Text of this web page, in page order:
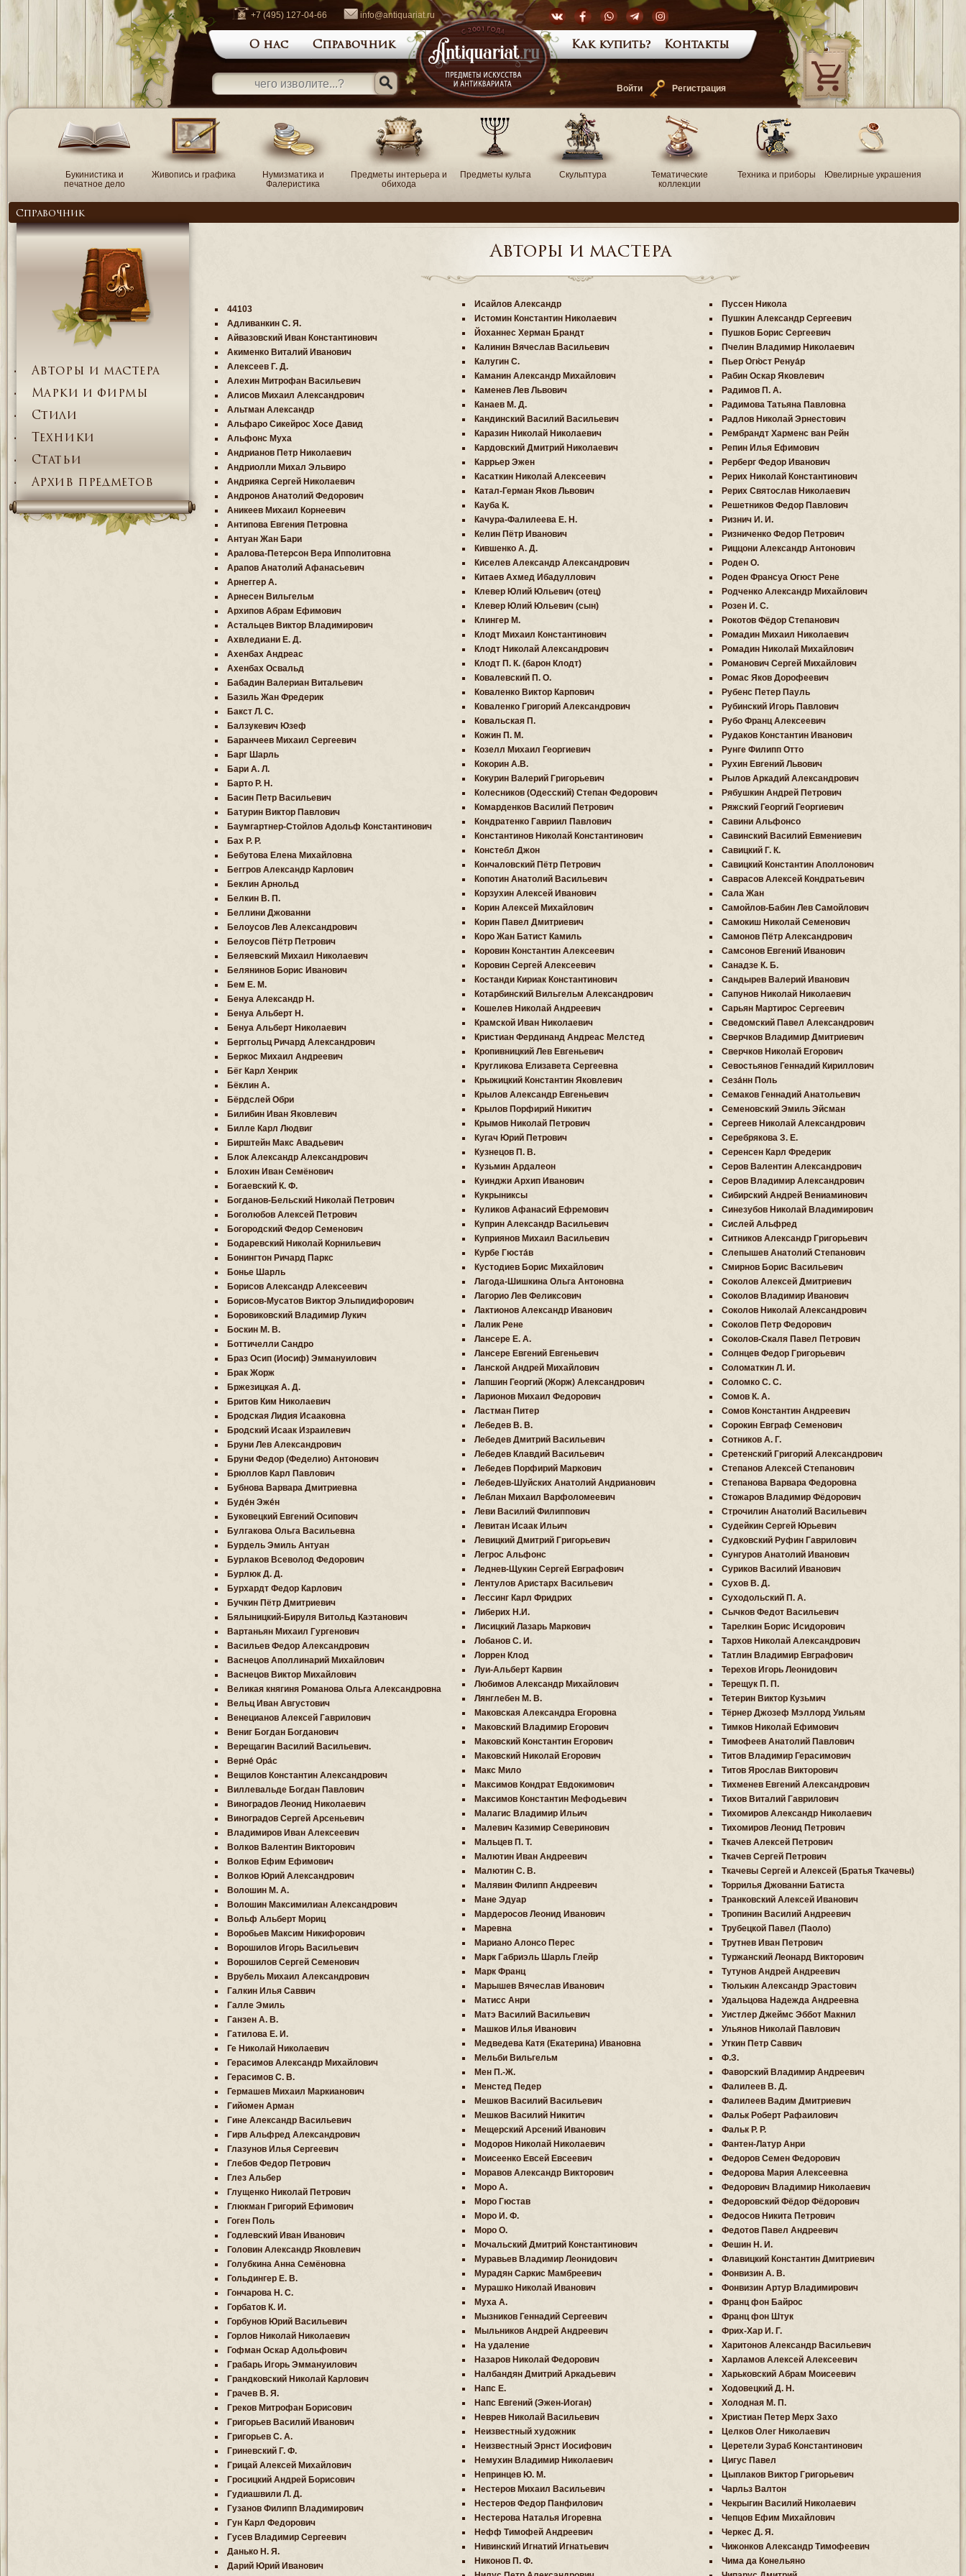
+7 (495) 127-04-66 info@antiquariat.ru
Войти Регистрация
О нас Справочник Как купить? Контакты
—
Букинистика и
печатное дело
Живопись и графика
Нумизматика и
Фалеристика
Предметы интерьера и
обихода
Предметы культа Скульптура
Тематические
коллекции
Техника и приборы Ювелирные украшения
Справочник
Авторы и мастера
Марки и фирмы
Стили
Техники
Статьи
Архив предметов
Авторы и мастера
44103
Адливанкин С. Я.
Айвазовский Иван Константинович
Акименко Виталий Иванович
Алексеев Г. Д.
Алехин Митрофан Васильевич
Алисов Михаил Александрович
Альтман Александр
Альфаро Сикейрос Хосе Давид
Альфонс Муха
Андрианов Петр Николаевич
Андриолли Михал Эльвиро
Андрияка Сергей Николаевич
Андронов Анатолий Федорович
Аникеев Михаил Корнеевич
Антипова Евгения Петровна
Антуан Жан Бари
Аралова-Петерсон Вера Ипполитовна
Арапов Анатолий Афанасьевич
Арнеггер А.
Арнесен Вильгельм
Архипов Абрам Ефимович
Астальцев Виктор Владимирович
Ахвледиани Е. Д.
Ахенбах Андреас
Ахенбах Освальд
Бабадин Валериан Витальевич
Базиль Жан Фредерик
Бакст Л. С.
Балзукевич Юзеф
Баранчеев Михаил Сергеевич
Барг Шарль
Бари А. Л.
Барто Р. Н.
Басин Петр Васильевич
Батурин Виктор Павлович
Баумгартнер-Стойлов Aдольф Константинович
Бах Р. Р.
Бебутова Елена Михайловна
Беггров Александр Карлович
Беклин Арнольд
Белкин В. П.
Беллини Джованни
Белоусов Лев Александрович
Белоусов Пётр Петрович
Беляевский Михаил Николаевич
Белянинов Борис Иванович
Бем Е. М.
Бенуа Александр Н.
Бенуа Альберт Н.
Бенуа Альберт Николаевич
Берггольц Ричард Александрович
Беркос Михаил Андреевич
Бёг Карл Хенрик
Бёклин А.
Бёрдслей Обри
Билибин Иван Яковлевич
Билле Карл Людвиг
Бирштейн Макс Авадьевич
Блок Александр Александрович
Блохин Иван Семёнович
Богаевский К. Ф.
Богданов-Бельский Николай Петрович
Боголюбов Алексей Петрович
Богородский Федор Семенович
Бодаревский Николай Корнильевич
Бонингтон Ричард Паркс
Бонье Шарль
Борисов Александр Алексеевич
Борисов-Мусатов Виктор Эльпидифорович
Боровиковский Владимир Лукич
Боскин М. В.
Боттичелли Сандро
Браз Осип (Иосиф) Эммануилович
Брак Жорж
Бржезицкая А. Д.
Бритов Ким Николаевич
Бродская Лидия Исааковна
Бродский Исаак Израилевич
Бруни Лев Александрович
Бруни Федор (Феделио) Антонович
Брюллов Карл Павлович
Бубнова Варвара Дмитриевна
Буде́н Эже́н
Буковецкий Евгений Осипович
Булгакова Ольга Васильевна
Бурдель Эмиль Антуан
Бурлаков Всеволод Федорович
Бурлюк Д. Д.
Бурхардт Федор Карлович
Бучкин Пётр Дмитриевич
Бялыницкий-Бируля Витольд Каэтанович
Вартаньян Михаил Гургенович
Васильев Федор Александрович
Васнецов Аполлинарий Михайлович
Васнецов Виктор Михайлович
Великая княгиня Романова Ольга Александровна
Вельц Иван Августович
Венецианов Алексей Гаврилович
Вениг Богдан Богданович
Верещагин Василий Васильевич.
Верне́ Ора́с
Вещилов Константин Александрович
Виллевальде Богдан Павлович
Виноградов Леонид Николаевич
Виноградов Сергей Арсеньевич
Владимиров Иван Алексеевич
Волков Валентин Викторович
Волков Ефим Ефимович
Волков Юрий Александрович
Волошин М. А.
Волошин Максимилиан Александрович
Вольф Альберт Мориц
Воробьев Максим Никифорович
Ворошилов Игорь Васильевич
Ворошилов Сергей Семенович
Врубель Михаил Александрович
Галкин Илья Саввич
Галле Эмиль
Ганзен А. В.
Гатилова Е. И.
Ге Николай Николаевич
Герасимов Александр Михайлович
Герасимов С. В.
Гермашев Михаил Маркианович
Гийомен Арман
Гине Александр Васильевич
Гирв Альфред Александрович
Глазунов Илья Сергеевич
Глебов Федор Петрович
Глез Альбер
Глущенко Николай Петрович
Глюкман Григорий Ефимович
Гоген Поль
Годлевский Иван Иванович
Головин Александр Яковлевич
Голубкина Анна Семёновна
Гольдингер Е. В.
Гончарова Н. С.
Горбатов К. И.
Горбунов Юрий Васильевич
Горлов Николай Николаевич
Гофман Оскар Адольфович
Грабарь Игорь Эммануилович
Грандковский Николай Карлович
Грачев В. Я.
Греков Митрофан Борисович
Григорьев Василий Иванович
Григорьев С. А.
Гриневский Г. Ф.
Грицай Алексей Михайлович
Гросицкий Андрей Борисович
Гудиашвили Л. Д.
Гузанов Филипп Владимирович
Гун Карл Федорович
Гусев Владимир Сергеевич
Данько Н. Я.
Дарий Юрий Иванович
Исайлов Александр
Истомин Константин Николаевич
Йоханнес Херман Брандт
Калинин Вячеслав Васильевич
Калугин С.
Каманин Александр Михайлович
Каменев Лев Львович
Канаев М. Д.
Кандинский Василий Васильевич
Каразин Николай Николаевич
Кардовский Дмитрий Николаевич
Каррьер Эжен
Касаткин Николай Алексеевич
Катал-Герман Яков Львович
Кауба К.
Качура-Фалилеева Е. Н.
Келин Пётр Иванович
Кившенко А. Д.
Киселев Александр Александрович
Китаев Ахмед Ибадуллович
Клевер Юлий Юльевич (отец)
Клевер Юлий Юльевич (сын)
Клингер М.
Клодт Михаил Константинович
Клодт Николай Александрович
Клодт П. К. (барон Клодт)
Ковалевский П. О.
Коваленко Виктор Карпович
Коваленко Григорий Александрович
Ковальская П.
Кожин П. М.
Козелл Михаил Георгиевич
Кокорин А.В.
Кокурин Валерий Григорьевич
Колесников (Одесский) Степан Федорович
Комарденков Василий Петрович
Кондратенко Гавриил Павлович
Константинов Николай Константинович
Констебл Джон
Кончаловский Пётр Петрович
Копотин Анатолий Васильевич
Корзухин Алексей Иванович
Корин Алексей Михайлович
Корин Павел Дмитриевич
Коро Жан Батист Камиль
Коровин Константин Алексеевич
Коровин Сергей Алексеевич
Костанди Кириак Константинович
Котарбинский Вильгельм Александрович
Кошелев Николай Андреевич
Крамской Иван Николаевич
Кристиан Фердинанд Андреас Мелстед
Кропивницкий Лев Евгеньевич
Кругликова Елизавета Сергеевна
Крыжицкий Константин Яковлевич
Крылов Александр Евгеньевич
Крылов Порфирий Никитич
Крымов Николай Петрович
Кугач Юрий Петрович
Кузнецов П. В.
Кузьмин Ардалеон
Куинджи Архип Иванович
Кукрыниксы
Куликов Афанасий Ефремович
Куприн Александр Васильевич
Куприянов Михаил Васильевич
Курбе Гюста́в
Кустодиев Борис Михайлович
Лагода-Шишкина Ольга Антоновна
Лагорио Лев Феликсович
Лактионов Александр Иванович
Лалик Рене
Лансере Е. А.
Лансере Евгений Евгеньевич
Ланской Андрей Михайлович
Лапшин Георгий (Жорж) Александрович
Ларионов Михаил Федорович
Ластман Питер
Лебедев В. В.
Лебедев Дмитрий Васильевич
Лебедев Клавдий Васильевич
Лебедев Порфирий Маркович
Лебедев-Шуйских Анатолий Андрианович
Леблан Михаил Варфоломеевич
Леви Василий Филиппович
Левитан Исаак Ильич
Левицкий Дмитрий Григорьевич
Легрос Альфонс
Леднев-Щукин Сергей Евграфович
Лентулов Аристарх Васильевич
Лессинг Карл Фридрих
Либерих Н.И.
Лисицкий Лазарь Маркович
Лобанов С. И.
Лоррен Клод
Луи-Альберт Карвин
Любимов Александр Михайлович
Лянглебен М. В.
Маковская Александра Егоровна
Маковский Владимир Егорович
Маковский Константин Егорович
Маковский Николай Егорович
Макс Мило
Максимов Кондрат Евдокимович
Максимов Константин Мефодьевич
Малагис Владимир Ильич
Малевич Казимир Северинович
Мальцев П. Т.
Малютин Иван Андреевич
Малютин С. В.
Малявин Филипп Андреевич
Мане Эдуар
Мардеросов Леонид Иванович
Маревна
Мариано Алонсо Перес
Марк Габриэль Шарль Глейр
Марк Франц
Марышев Вячеслав Иванович
Матисс Анри
Матэ Василий Васильевич
Машков Илья Иванович
Медведева Катя (Екатерина) Ивановна
Мельби Вильгельм
Мен П.-Ж.
Менстед Педер
Мешков Василий Васильевич
Мешков Василий Никитич
Мещерский Арсений Иванович
Модоров Николай Николаевич
Моисеенко Евсей Евсеевич
Моравов Александр Викторович
Моро А.
Моро Гюстав
Моро И. Ф.
Моро О.
Мочальский Дмитрий Константинович
Муравьев Владимир Леонидович
Мурадян Саркис Мамбреевич
Мурашко Николай Иванович
Муха А.
Мызников Геннадий Сергеевич
Мыльников Андрей Андреевич
На удаление
Назаров Николай Федорович
Налбандян Дмитрий Аркадьевич
Напс Е.
Напс Евгений (Эжен-Иоган)
Неврев Николай Васильевич
Неизвестный художник
Неизвестный Эрнст Иосифович
Немухин Владимир Николаевич
Непринцев Ю. М.
Нестеров Михаил Васильевич
Нестеров Федор Панфилович
Нестерова Наталья Игоревна
Нефф Тимофей Андреевич
Нивинский Игнатий Игнатьевич
Никонов П. Ф.
Пуссен Никола
Пушкин Александр Сергеевич
Пушков Борис Сергеевич
Пчелин Владимир Николаевич
Пьер Огю́ст Ренуа́р
Рабин Оскар Яковлевич
Радимов П. А.
Радимова Татьяна Павловна
Радлов Николай Эрнестович
Рембрандт Харменс ван Рейн
Репин Илья Ефимович
Рерберг Федор Иванович
Рерих Николай Константинович
Рерих Святослав Николаевич
Решетников Федор Павлович
Ризнич И. И.
Ризниченко Федор Петрович
Риццони Александр Антонович
Роден О.
Роден Франсуа Огюст Рене
Родченко Александр Михайлович
Розен И. С.
Рокотов Фёдор Степанович
Ромадин Михаил Николаевич
Ромадин Николай Михайлович
Романович Сергей Михайлович
Ромас Яков Дорофеевич
Рубенс Петер Пауль
Рубинский Игорь Павлович
Рубо Франц Алексеевич
Рудаков Константин Иванович
Рунге Филипп Отто
Рухин Евгений Львович
Рылов Аркадий Александрович
Рябушкин Андрей Петрович
Ряжский Георгий Георгиевич
Савини Альфонсо
Савинский Василий Евмениевич
Савицкий Г. К.
Савицкий Константин Аполлонович
Саврасов Алексей Кондратьевич
Сала Жан
Самойлов-Бабин Лев Самойлович
Самокиш Николай Семенович
Самонов Пётр Александрович
Самсонов Евгений Иванович
Санадзе К. Б.
Сандырев Валерий Иванович
Сапунов Николай Николаевич
Сарьян Мартирос Сергеевич
Сведомский Павел Александрович
Сверчков Владимир Дмитриевич
Сверчков Николай Егорович
Севостьянов Геннадий Кириллович
Сеза́нн Поль
Семаков Геннадий Анатольевич
Семеновский Эмиль Эйсман
Сергеев Николай Александрович
Серебрякова З. Е.
Серенсен Карл Фредерик
Серов Валентин Александрович
Серов Владимир Александрович
Сибирский Андрей Вениаминович
Синезубов Николай Владимирович
Сислей Альфред
Ситников Александр Григорьевич
Слепышев Анатолий Степанович
Смирнов Борис Васильевич
Соколов Алексей Дмитриевич
Соколов Владимир Иванович
Соколов Николай Александрович
Соколов Петр Федорович
Соколов-Скаля Павел Петрович
Солнцев Федор Григорьевич
Соломаткин Л. И.
Соломко С. С.
Сомов К. А.
Сомов Константин Андреевич
Сорокин Евграф Семенович
Сотников А. Г.
Сретенский Григорий Александрович
Степанов Алексей Степанович
Степанова Варвара Федоровна
Стожаров Владимир Фёдорович
Строчилин Анатолий Васильевич
Судейкин Сергей Юрьевич
Судковский Руфин Гаврилович
Сунгуров Анатолий Иванович
Суриков Василий Иванович
Сухов В. Д.
Суходольский П. А.
Сычков Федот Васильевич
Тарелкин Борис Исидорович
Тархов Николай Александрович
Татлин Владимир Евграфович
Терехов Игорь Леонидович
Терещук П. П.
Тетерин Виктор Кузьмич
Тёрнер Джозеф Мэллорд Уильям
Тимков Николай Ефимович
Тимофеев Анатолий Павлович
Титов Владимир Герасимович
Титов Ярослав Викторович
Тихменев Евгений Александрович
Тихов Виталий Гаврилович
Тихомиров Александр Николаевич
Тихомиров Леонид Петрович
Ткачев Алексей Петрович
Ткачев Сергей Петрович
Ткачевы Сергей и Алексей (Братья Ткачевы)
Торрилья Джованни Батиста
Транковский Алексей Иванович
Тропинин Василий Андреевич
Трубецкой Павел (Паоло)
Трутнев Иван Петрович
Туржанский Леонард Викторович
Тутунов Андрей Андреевич
Тюлькин Александр Эрастович
Удальцова Надежда Андреевна
Уистлер Джеймс Эббот Макнил
Ульянов Николай Павлович
Уткин Петр Саввич
Ф.З.
Фаворский Владимир Андреевич
Фалилеев В. Д.
Фалилеев Вадим Дмитриевич
Фальк Роберт Рафаилович
Фальк Р. Р.
Фантен-Латур Анри
Федоров Семен Федорович
Федорова Мария Алексеевна
Федорович Владимир Николаевич
Федоровский Фёдор Фёдорович
Федосов Никита Петрович
Федотов Павел Андреевич
Фешин Н. И.
Флавицкий Константин Дмитриевич
Фонвизин А. В.
Фонвизин Артур Владимирович
Франц фон Байрос
Франц фон Штук
Фрих-Хар И. Г.
Харитонов Александр Васильевич
Харламов Алексей Алексеевич
Харьковский Абрам Моисеевич
Ходовецкий Д. Н.
Холодная М. П.
Христиан Петер Мерх Захо
Целков Олег Николаевич
Церетели Зураб Константинович
Цигус Павел
Цыплаков Виктор Григорьевич
Чарльз Валтон
Чекрыгин Василий Николаевич
Чепцов Ефим Михайлович
Черкес Д. Я.
Чижонков Александр Тимофеевич
Чима да Конельяно